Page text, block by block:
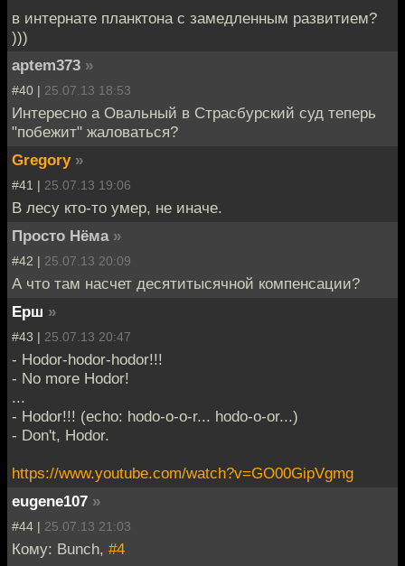
в интернате планктона с замедленным развитием?
)))
aptem373 »
#40 | 25.07.13 18:53
Интересно а Овальный в Страсбурский суд теперь
"побежит" жаловаться?
Gregory »
#41 | 25.07.13 19:06
В лесу кто-то умер, не иначе.
Просто Нёма »
#42 | 25.07.13 20:09
А что там насчет десятитысячной компенсации?
Ерш »
#43 | 25.07.13 20:47
- Hodor-hodor-hodor!!!
- No more Hodor!
...
- Hodor!!! (echo: hodo-o-o-r... hodo-o-or...)
- Don't, Hodor.
https://www.youtube.com/watch?v=GO00GipVgmg
eugene107 »
#44 | 25.07.13 21:03
Кому: Bunch, #4